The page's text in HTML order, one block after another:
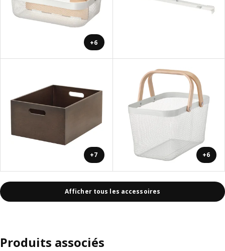
+6
+7 +6
Afficher tous les accessoires
Produits associés